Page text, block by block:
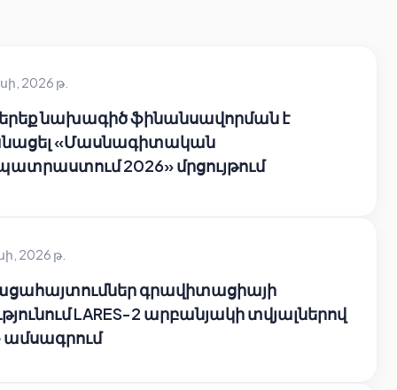
2026 թ.
նախագիծ ֆինանսավորման է
«Մասնագիտական
2026» մրցույթում
2026 թ.
գրավիտացիայի
LARES-2 արբանյակի տվյալներով
ամսագրում